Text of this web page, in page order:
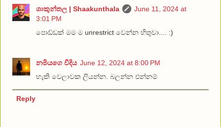
ශාකුන්තල | Shaakunthala
June 11, 2024 at
3:01 PM
පොඩ්ඩක් මම ම unrestrict වෙන්න හිතුවා.... :)
නමියගෙ වීදිය June 12, 2024 at 8:00 PM
හැකි වෙලාවක ලියන්න. බලන්න එන්නම්
Reply